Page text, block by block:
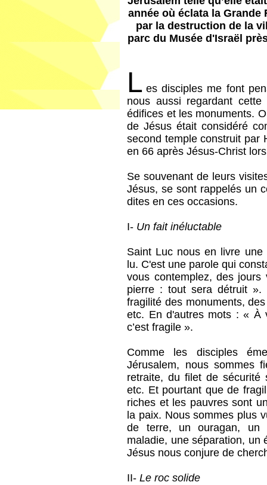
année où éclata la
par la destruction de la
parc du Musée d'Israël
L es disciples me font
nous aussi regardant
édifices et les monuments.
de Jésus était considéré
second temple construit par
en 66 après Jésus-Christ
Se souvenant de leurs
Jésus, se sont rappelés un
dites en ces occasions.
I- Un fait inéluctable
Saint Luc nous en livre une
lu. C'est une parole qui
vous contemplez, des
pierre : tout sera détruit
fragilité des monuments,
etc. En d'autres mots : « À
c’est fragile ».
Comme les disciples
Jérusalem, nous sommes
retraite, du filet de sécurité
etc. Et pourtant que de
riches et les pauvres sont
la paix. Nous sommes plus
de terre, un ouragan, un
maladie, une séparation, un
Jésus nous conjure de
II-Le roc solide